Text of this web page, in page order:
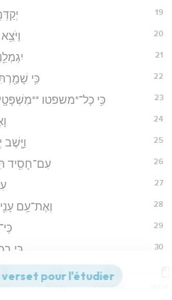
19
20
21
22 כִּ֥י
23 כִּ֥י כָל־*משפטו
24
25 וַיָּ֧שֶׁב
26 עִם־חָסִ֖יד
27
28 וְאֶת־עַ֥ם
29
30 כִּ֥י
הָאֵ֖ל תָּמִ֣ים דַּרְכּ֑וֹ אִמְרַ֤ת יְהוָה֙
Commentaires Strong